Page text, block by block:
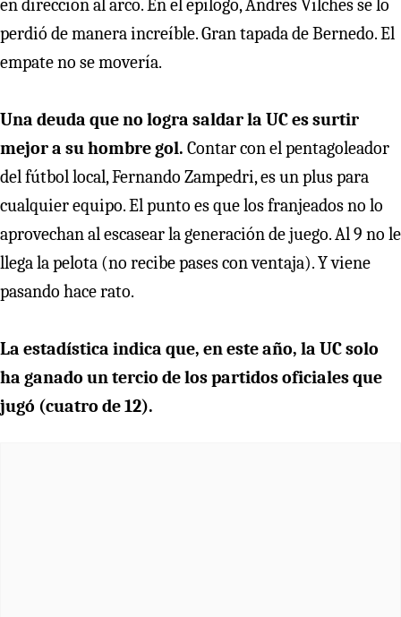
en dirección al arco. En el epílogo, Andrés Vilches se lo
perdió de manera increíble. Gran tapada de Bernedo. El
empate no se movería.
Una deuda que no logra saldar la UC es surtir
mejor a su hombre gol. Contar con el pentagoleador
del fútbol local, Fernando Zampedri, es un plus para
cualquier equipo. El punto es que los franjeados no lo
aprovechan al escasear la generación de juego. Al 9 no le
llega la pelota (no recibe pases con ventaja). Y viene
pasando hace rato.
La estadística indica que, en este año, la UC solo
ha ganado un tercio de los partidos oficiales que
jugó (cuatro de 12).